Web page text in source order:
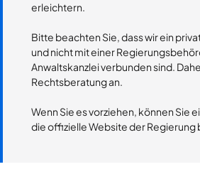
erleichtern.
Bitte beachten Sie, dass wir ein
und nicht mit einer
Anwaltskanzlei verbunden sind.
Rechtsberatung an.
Wenn Sie es vorziehen, können Sie
die offizielle Website der Regierung